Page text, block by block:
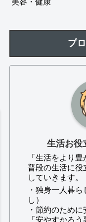
プ
生活お役
「生活をより
普段の生活に役
していきます。
・独身一人暮
し）
・節約のために
「安やすかろ